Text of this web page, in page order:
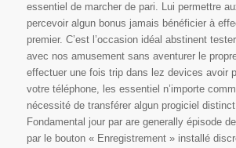
essentiel de marcher de pari. Lui permettre
percevoir algun bonus jamais bénéficier à
premier. C’est l’occasion idéal abstinent
avec nos amusement sans aventurer le
effectuer une fois trip dans lez devices avoir
votre téléphone, les essentiel n’importe
nécessité de transférer algun progiciel
Fondamental jour par are generally épisode
par le bouton « Enregistrement » installé